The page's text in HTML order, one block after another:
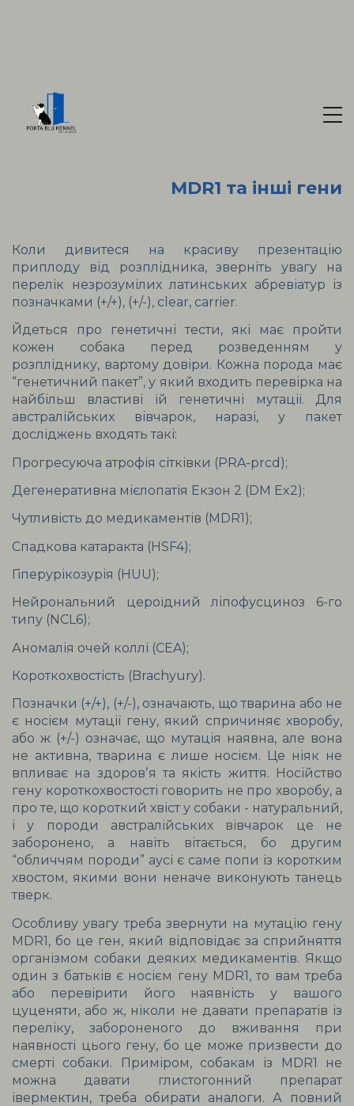
MDR1 та інші гени
Коли дивитеся на красиву презентацію
приплоду від розплідника, зверніть увагу на
перелік незрозумілих латинських абревіатур із
позначками (+/+), (+/-), clear, carrier.
Йдеться про генетичні тести, які має пройти
кожен собака перед розведенням у
розпліднику, вартому довіри. Кожна порода має
“генетичний пакет”, у який входить перевірка на
найбільш властиві їй генетичні мутації. Для
австралійських вівчарок, наразі, у пакет
досліджень входять такі:
Прогресуюча атрофія сітківки (PRA-prcd);
Дегенеративна мієлопатія Екзон 2 (DM Ex2);
Чутливість до медикаментів (MDR1);
Спадкова катаракта (HSF4);
Гіперурікозурія (HUU);
Нейрональний цероїдний ліпофусциноз 6-го
типу (NCL6);
Аномалія очей коллі (CEA);
Короткохвостість (Brachyury).
Позначки (+/+), (+/-), означають, що тварина або не
є носієм мутації гену, який спричиняє хворобу,
або ж (+/-) означає, що мутація наявна, але вона
не активна, тварина є лише носієм. Це ніяк не
впливає на здоровʼя та якість життя. Носійство
гену короткохвостості говорить не про хворобу, а
про те, що короткий хвіст у собаки - натуральний,
і у породи австралійських вівчарок це не
заборонено, а навіть вітається, бо другим
“обличчям породи” аусі є саме попи із коротким
хвостом, якими вони неначе виконують танець
тверк.
Особливу увагу треба звернути на мутацію гену
MDR1, бо це ген, який відповідає за сприйняття
організмом собаки деяких медикаментів. Якщо
один з батьків є носієм гену MDR1, то вам треба
або перевірити його наявність у вашого
цуценяти, або ж, ніколи не давати препаратів із
переліку, забороненого до вживання при
наявності цього гену, бо це може призвести до
смерті собаки. Приміром, собакам із
MDR1 не
можна давати глистогонний препарат
івермектин, треба обирати аналоги. А повний